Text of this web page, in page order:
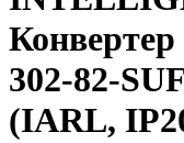
302-82-
(IARL,